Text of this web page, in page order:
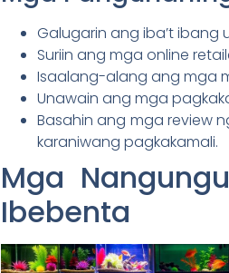
Galugarin ang iba’t ibang
Suriin ang mga online
Isaalang-alang ang mga
Unawain ang mga
Basahin ang mga review
karaniwang pagkakamali.
Mga
Ibebenta